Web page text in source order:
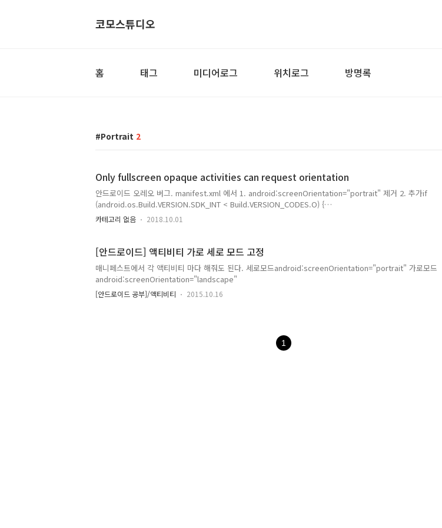
코모스튜디오
홈 태그 미디어로그 위치로그 방명록
Portrait 2
Only fullscreen opaque activities can request orientation
안드로이드 오레오 버그. manifest.xml 에서 1. android:screenOrientation="portrait" 제거 2. 추가if
(android.os.Build.VERSION.SDK_INT < Build.VERSION_CODES.O) {
setRequestedOrientation(ActivityInfo.SCREEN_ORIENTATION_PORTRAIT);}
카테고리 없음 2018.10.01
[안드로이드] 액티비티 가로 세로 모드 고정
매니페스트에서 각 액티비티 마다 해줘도 된다. 세로모드android:screenOrientation="portrait" 가로모드
android:screenOrientation="landscape"
[안드로이드 공부]/액티비티 2015.10.16
1